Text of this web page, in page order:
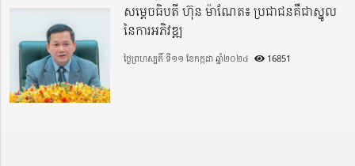
សម្តេចធិបតី ហ៊ុន ម៉ាណែត៖ ប្រជាជនគឺជាស្នូល
នៃការអភិវឌ្ឍ
ថ្ងៃព្រហស្បតិ៍ ទី១១ ខែកក្កដា ឆ្នាំ២០២៤ 16851